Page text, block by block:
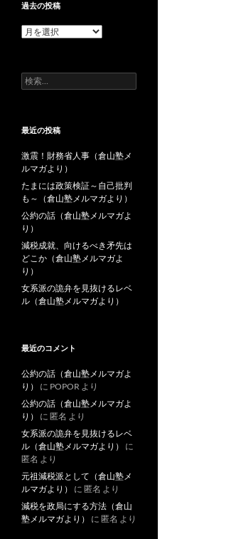
過去の投稿
過
稿
検
索:
最近の投稿
激震！財務省人事（倉山塾メ
ルマガより）
たまには政策検証～自己批判
も～（倉山塾メルマガより）
公約の話（倉山塾メルマガよ
り）
減税成就、向けるべき矛先は
どこか（倉山塾メルマガよ
り）
女系派の詭弁を見抜けるレベ
ル（倉山塾メルマガより）
最近のコメント
公約の話（倉山塾メルマガよ
り）
に POPOR より
公約の話（倉山塾メルマガよ
り）
に 匿名 より
女系派の詭弁を見抜けるレベ
ル（倉山塾メルマガより）
に
匿名 より
元祖減税派として（倉山塾メ
ルマガより）
に 匿名 より
減税を政局にする方法（倉山
塾メルマガより）
に 匿名 より